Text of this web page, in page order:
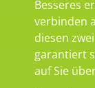
Besseres
verbinden
diesen
garantiert
auf Sie